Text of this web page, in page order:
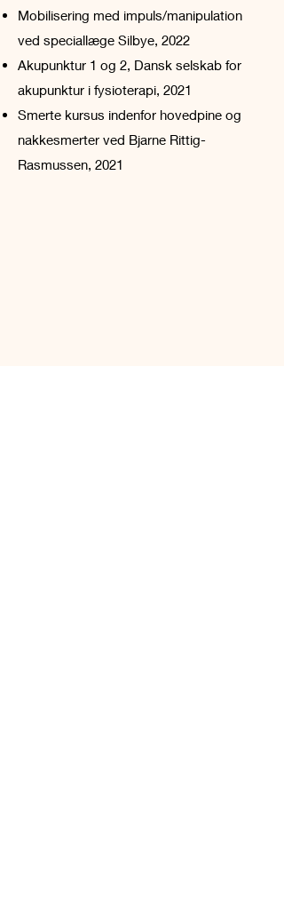
Mobilisering med impuls/manipulation
ved speciallæge Silbye, 2022
Akupunktur 1 og 2, Dansk selskab for
akupunktur i fysioterapi, 2021
Smerte kursus indenfor hovedpine og
nakkesmerter ved Bjarne Rittig-
Rasmussen, 2021